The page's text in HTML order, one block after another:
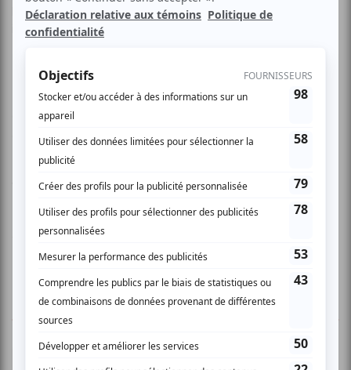
prouesses de ces comédiens qui aspirent à devenir
improvisateurs à la LNI.
Pour l'occasion, les arbitres de la Ligue Nationale
d'Improvisation imposeront les thèmes et les contraintes
des improvisations présentées au cours de la soirée.
Venez voir les futurs talents de la LNI!
www.lni.ca
1 COMMENTAIRE DE MEMBRE